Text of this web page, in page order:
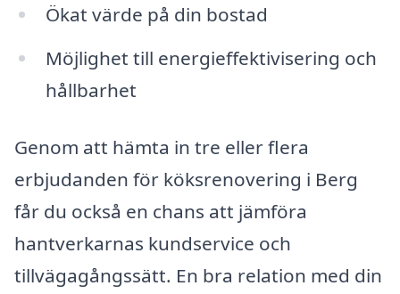
Ökat värde på din bostad
Möjlighet till energieffektivisering och
hållbarhet
Genom att hämta in tre eller flera
erbjudanden för köksrenovering i Berg
får du också en chans att jämföra
hantverkarnas kundservice och
tillvägagångssätt. En bra relation med din